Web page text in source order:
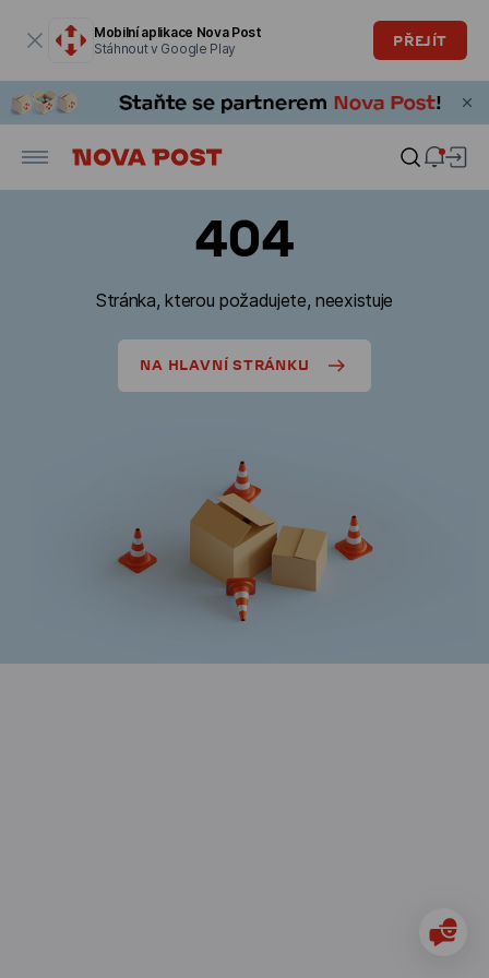
Mobilní aplikace Nova Post
Stáhnout v Google Play
PŘEJÍT
404
Stránka, kterou požadujete, neexistuje
NA HLAVNÍ STRÁNKU